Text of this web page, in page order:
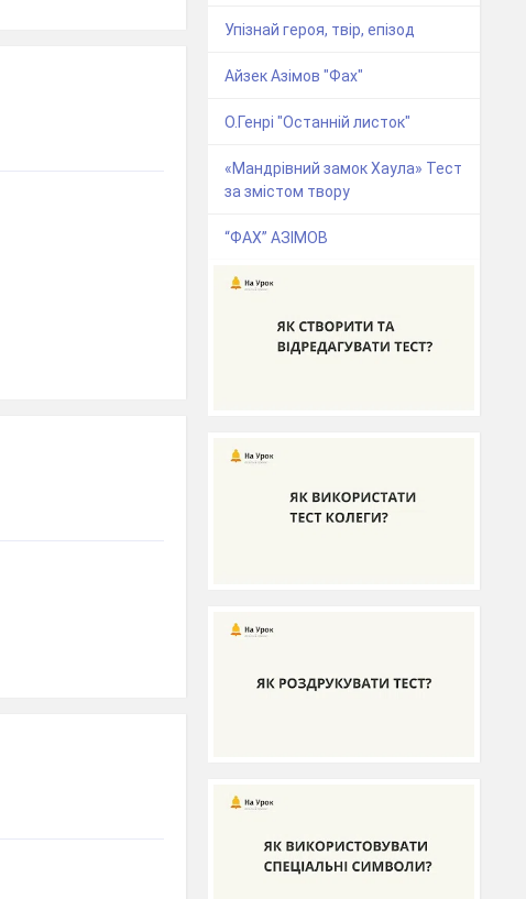
Упізнай героя, твір, епізод
Айзек Азімов "Фах"
О.Генрі "Останній листок"
«Мандрівний замок Хаула» Тест
за змістом твору
“ФАХ” АЗІМОВ